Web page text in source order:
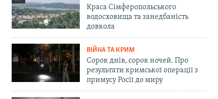
Краса Сімферопольського
водосховища та занедбаність
довкола
ВІЙНА ТА КРИМ
Сорок днів, сорок ночей. Про
результати кримської операції з
примусу Росії до миру